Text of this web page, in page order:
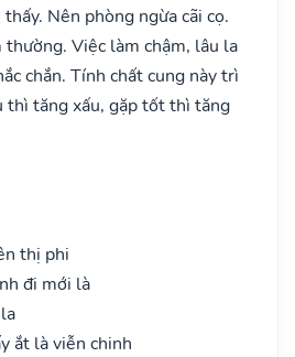
Nên phòng ngừa cãi cọ.
Việc làm chậm, lâu la
chắn. Tính chất cung này trì
thì tăng xấu, gặp tốt thì tăng
thị phi
đi mới là
ắt là viễn chinh